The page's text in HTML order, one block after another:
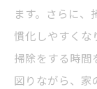
ます。さらに、
慣化しやすくな
掃除をする時間
図りながら、家